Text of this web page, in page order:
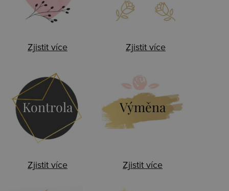
Zjistit více Zjistit více
Kontrola
Zjistit více
Výměna
Zjistit více